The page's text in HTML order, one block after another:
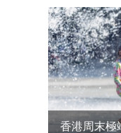
香港周末